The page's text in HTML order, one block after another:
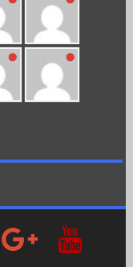
Google
Plus